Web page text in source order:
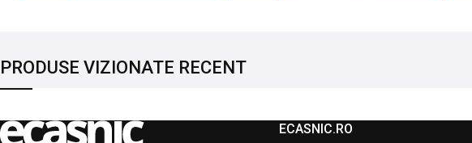
PRODUSE VIZIONATE RECENT
ECASNIC.RO